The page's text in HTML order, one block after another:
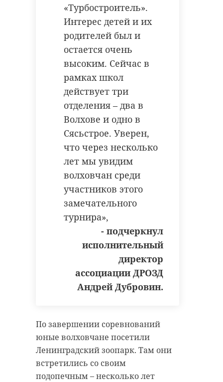
«Турбостроитель».
Интерес детей и их
родителей был и
остается очень
высоким. Сейчас в
рамках школ
действует три
отделения – два в
Волхове и одно в
Сясьстрое. Уверен,
что через несколько
лет мы увидим
волховчан среди
участников этого
замечательного
турнира»,
- подчеркнул
исполнительный
директор
ассоциации ДРОЗД
Андрей Дубровин.
По завершении соревнований
юные волховчане посетили
Ленинградский зоопарк. Там они
встретились со своим
подопечным – несколько лет